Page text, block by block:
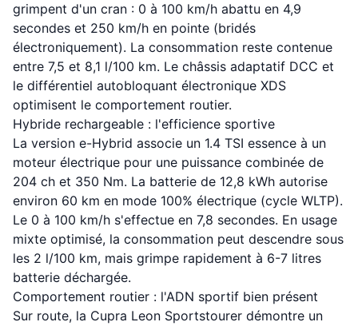
grimpent d'un cran : 0 à 100 km/h abattu en 4,9
secondes et 250 km/h en pointe (bridés
électroniquement). La consommation reste contenue
entre 7,5 et 8,1 l/100 km. Le châssis adaptatif DCC et
le différentiel autobloquant électronique XDS
optimisent le comportement routier.
Hybride rechargeable : l'efficience sportive
La version e-Hybrid associe un 1.4 TSI essence à un
moteur électrique pour une puissance combinée de
204 ch et 350 Nm. La batterie de 12,8 kWh autorise
environ 60 km en mode 100% électrique (cycle WLTP).
Le 0 à 100 km/h s'effectue en 7,8 secondes. En usage
mixte optimisé, la consommation peut descendre sous
les 2 l/100 km, mais grimpe rapidement à 6-7 litres
batterie déchargée.
Comportement routier : l'ADN sportif bien présent
Sur route, la Cupra Leon Sportstourer démontre un